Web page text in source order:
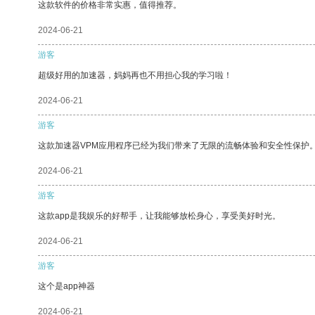
这款软件的价格非常实惠，值得推荐。
2024-06-21
游客
超级好用的加速器，妈妈再也不用担心我的学习啦！
2024-06-21
游客
这款加速器VPM应用程序已经为我们带来了无限的流畅体验和安全性保护
2024-06-21
游客
这款app是我娱乐的好帮手，让我能够放松身心，享受美好时光。
2024-06-21
游客
这个是app神器
2024-06-21